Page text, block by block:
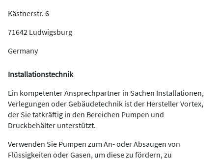
Kästnerstr. 6
71642 Ludwigsburg
Germany
Installationstechnik
Ein kompetenter Ansprechpartner in Sachen Installationen,
Verlegungen oder Gebäudetechnik ist der Hersteller Vortex,
der Sie tatkräftig in den Bereichen Pumpen und
Druckbehälter unterstützt.
Verwenden Sie Pumpen zum An- oder Absaugen von
Flüssigkeiten oder Gasen, um diese zu fördern, zu